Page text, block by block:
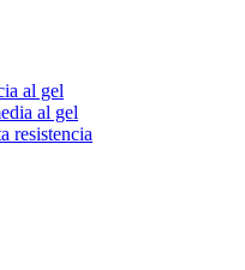
al gel
al gel
resistencia